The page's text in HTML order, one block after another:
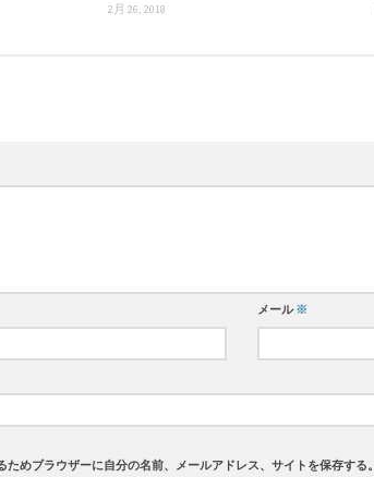
2月 26, 2018
メール※
ためブラウザーに自分の名前、メールアドレス、サイトを保存する。